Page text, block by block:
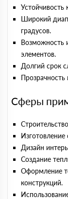
Устойчивость
Широкий
градусов.
Возможность
элементов.
Долгий срок
Прозрачность
Сферы
Дизайн
Создание
Оформление
конструкций.